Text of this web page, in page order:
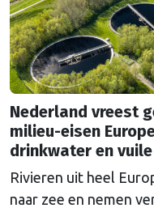
Nederland vreest
milieu-eisen
drinkwater en
Rivieren uit heel
naar zee en nemen